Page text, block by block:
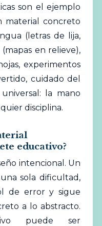
son el ejemplo
material concreto
(letras de lija,
en relieve),
experimentos
cuidado del
la mano
disciplina.
educativo?
intencional. Un
sola dificultad,
de error y sigue
a lo abstracto.
puede ser